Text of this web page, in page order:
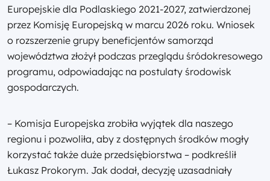
Europejskie dla Podlaskiego 2021-2027, zatwierdzonej
przez Komisję Europejską w marcu 2026 roku. Wniosek
o rozszerzenie grupy beneficjentów samorząd
województwa złożył podczas przeglądu śródokresowego
programu, odpowiadając na postulaty środowisk
gospodarczych.
– Komisja Europejska zrobiła wyjątek dla naszego
regionu i pozwoliła, aby z dostępnych środków mogły
korzystać także duże przedsiębiorstwa – podkreślił
Łukasz Prokorym. Jak dodał, decyzję uzasadniały